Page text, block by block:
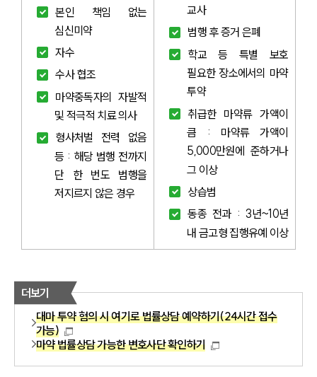
본인 책임 없는
심신미약
자수
수사 협조
마약중독자의 자발적
및 적극적 치료 의사
형사처벌 전력 없음
등 : 해당 범행 전까지
단 한 번도 범행을
저지르지 않은 경우
교사
범행 후 증거 은폐
학교 등 특별 보호
필요한 장소에서의 마약
투약
취급한 마약류 가액이
큼 : 마약류 가액이
5,000만원에 준하거나
그 이상
상습범
동종 전과 : 3년~10년
내 금고형 집행유예 이상
더보기
대마 투약 혐의 시 여기로 법률상담 예약하기(24시간 접수
가능)
마약 법률상담 가능한 변호사단 확인하기